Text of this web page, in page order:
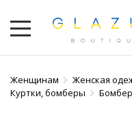
Женщинам Женская
Куртки, бомберы
Бомбер